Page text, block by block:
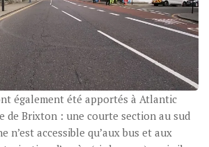
également été apportés à Atlantic
de Brixton : une courte section au sud
n’est accessible qu’aux bus et aux